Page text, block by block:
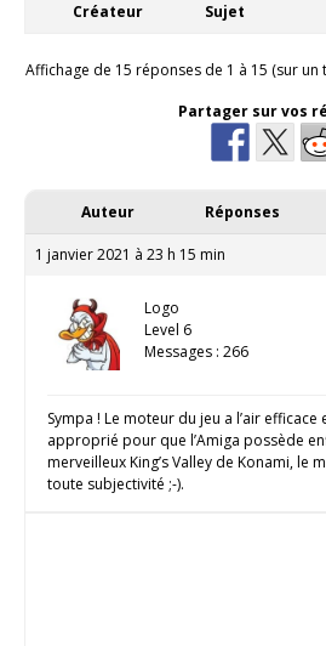
Créateur Sujet
Affichage de 15 réponses de 1 à 15 (sur un
Partager sur vos
Auteur Réponses
1 janvier 2021 à 23 h 15 min
Logo
Level 6
Messages : 266
Sympa ! Le moteur du jeu a l’air
approprié pour que l’Amiga possède
merveilleux King’s Valley de Konami, le
toute subjectivité ;-).